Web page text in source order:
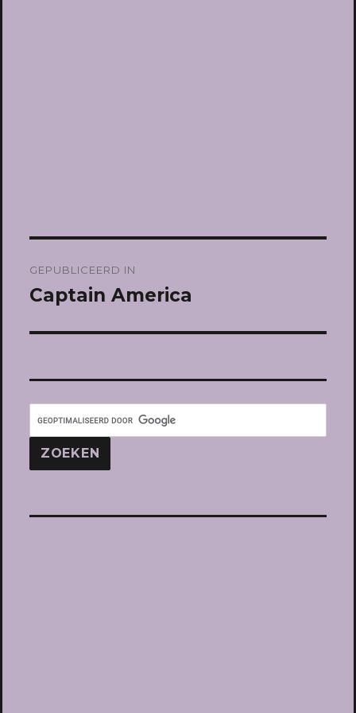
navigatie
GEPUBLICEERD IN
Captain America